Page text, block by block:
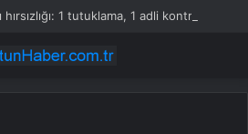
1 tutuklama, 1 adli kontrol